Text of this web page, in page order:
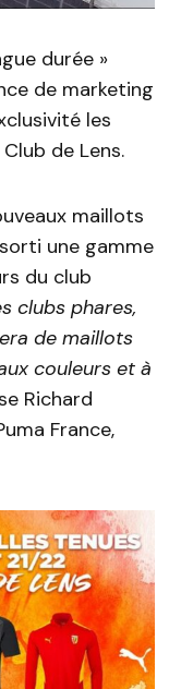
durée »
de marketing
les
de Lens.
maillots
une gamme
du club
clubs phares,
de maillots
couleurs et à
Richard
France,